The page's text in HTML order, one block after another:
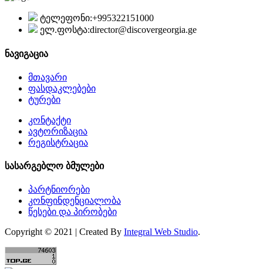
ტელეფონი:+995322151000
ელ.ფოსტა:director@discovergeorgia.ge
ნავიგაცია
მთავარი
ფასდაკლებები
ტურები
კონტაქტი
ავტორიზაცია
რეგისტრაცია
სასარგებლო ბმულები
პარტნიორები
კონფინდენციალობა
წესები და პირობები
Copyright © 2021 | Created By Integral Web Studio.